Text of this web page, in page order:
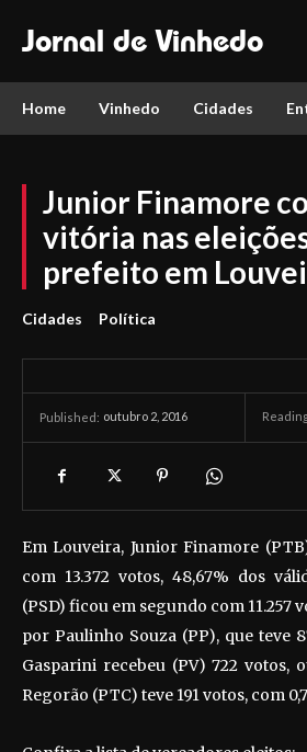
Jornal de Vinhedo
Home Vinhedo Cidades
Junior Finamore
vitória nas
prefeito em
Cidades Política
Published: outubro 2, 2016
Em Louveira, Junior Finamore
com 13.372 votos, 48,67% dos
(PSD) ficou em segundo com 11.257
por Paulinho Souza (PP), que teve
Gasparini recebeu (PV) 722 votos,
Regorão (PTC) teve 191 votos, com